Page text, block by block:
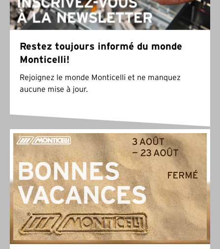
Restez toujours informé du monde
Monticelli!
Rejoignez le monde Monticelli et ne manquez
aucune mise à jour.